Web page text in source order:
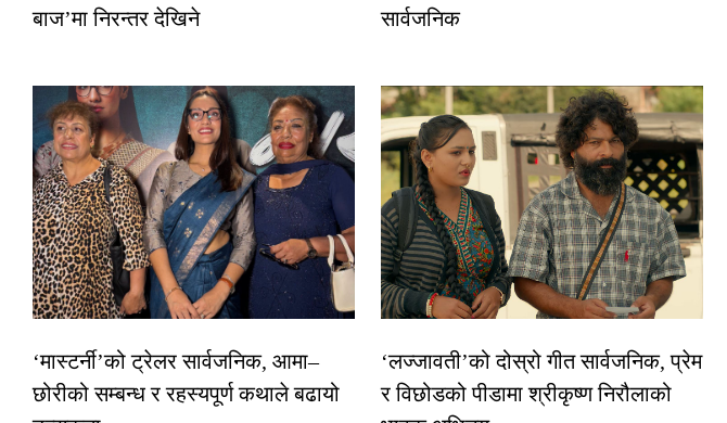
बाज’मा निरन्तर देखिने
सार्वजनिक
‘मास्टर्नी’को ट्रेलर सार्वजनिक, आमा–
छोरीको सम्बन्ध र रहस्यपूर्ण कथाले बढायो
‘लज्जावती’को दोस्रो गीत सार्वजनिक, प्रेम
र विछोडको पीडामा श्रीकृष्ण निरौलाको